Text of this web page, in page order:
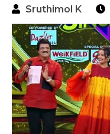
Sruthimol K